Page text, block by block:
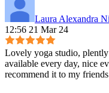
Laura Alexandra
12:56 21 Mar 24
Lovely yoga studio,
available every day, nice
recommend it to my